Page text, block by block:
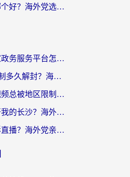
穿梭和六毫秒哪个好？海外党选回国加速器的避坑指南，附番茄加速器实测
在菲律宾用国家政务服务平台怎么把定位修改到中国国内？3步解决+海外看剧听歌全攻略
优酷VIP海外限制多久解封？海外党必看的跨区难题一站式解决指南
在海外看腾讯视频总被地区限制？选对回国加速器，还能解决泰国政务网和蜻蜓FM卡顿问题
泰国怎么打不开我的长沙？海外党追剧看片的破局指南
国外怎么看魅影直播？海外党亲测有效的回国加速指南（附听歌、看央视VIP技巧）